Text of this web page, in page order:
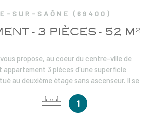
SUR-SAÔNE (69400)
- 3 PIÈCES - 52 M²
propose, au coeur du centre-ville de
appartement 3 pièces d'une superficie
au deuxième étage sans ascenseur. Il se
1 chambre, 1 bureau et une salle de bains
électrique. Loyer charges comprises
1